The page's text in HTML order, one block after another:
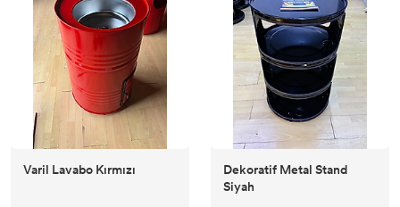
Varil Lavabo Kırmızı
Dekoratif Metal Stand
Siyah